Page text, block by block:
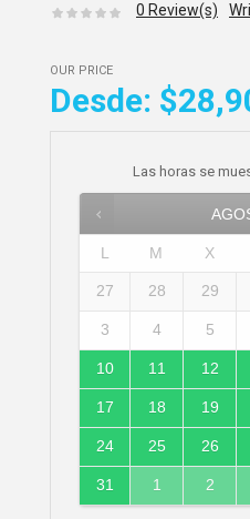
0 Review(s)
OUR PRICE
Desde:
Las horas se
L M X
27 28 29
3 4 5
10 11 12
17 18 19
24 25 26
31 1 2